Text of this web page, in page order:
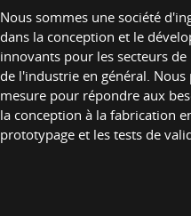
Nous sommes une société
dans la conception et le
innovants pour les secteurs
de l'industrie en général.
mesure pour répondre aux
la conception à la fabrication
prototypage et les tests de